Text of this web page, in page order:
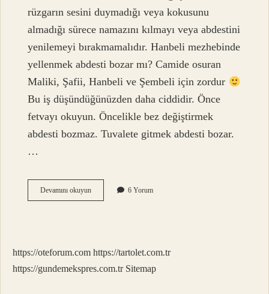
rüzgarın sesini duymadığı veya kokusunu
almadığı sürece namazını kılmayı veya abdestini
yenilemeyi bırakmamalıdır. Hanbeli mezhebinde
yellenmek abdesti bozar mı? Camide osuran
Maliki, Şafii, Hanbeli ve Şembeli için zordur
Bu iş düşündüğünüzden daha ciddidir. Önce
fetvayı okuyun. Öncelikle bez değiştirmek
abdesti bozmaz. Tuvalete gitmek abdesti bozar.
…
Devamını okuyunÇok
Hafif
Mı
6 Yorum
https://oteforum.com https://tartolet.com.tr
https://gundemekspres.com.tr Sitemap